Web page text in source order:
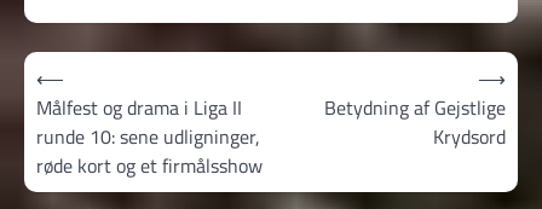
Indlægsnavigation
⟵
Målfest og drama i Liga II
runde 10: sene udligninger,
røde kort og et firmålsshow
Betydning af Gejstlige
Krydsord
⟶